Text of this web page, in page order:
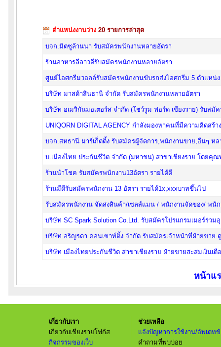
ตำแหน่งงานว่าง 20 รายการล่าสุด
บจก.มิตซูล้านนา รับสมัครพนักงานหลายอัตรา
ร้านอาหารลีลาวดีรับสมัครพนักงานหลายอัตรา
ศูนย์ไอศกรีมวอลล์รับสมัครพนักงานขับรถส่งไอศกรีม 5 ตำแหน่ง
บริษัท มาสด้าสินธานี จำกัด รับสมัครพนักงานหลายอัตรา
บริษัท อเมริกันมอเตอร์ส จำกัด (โชว์รูม ฟอร์ด เชียงราย) รับสมั
UNIQORN DIGITAL AGENCY กำลังมองหาคนที่มีความคิดส
บจก.สหธานี มาร์เก็ตติ้ง รับสมัครผู้จัดการ,พนักงานขาย,อื่นๆ หล
บ.เมืองไทย ประกันชีวิต จำกัด (มหาชน) สาขาเชียงราย โดย
ร้านนำโชค รับสมัครพนักงาน13อัตรา รายได้ดี
ร้านมีดีรับสมัครพนักงาน 13 อัตรา รายได้1x,xxxบาทขึ้นไป
รับสมัครพนักงาน จัดส่งสินค้า/เซลส์แมน / พนักงานจัดของ/ พนั
บริษัท SC Spark Solution Co.Ltd. รับสมัครโปรแกรมเมอร์ร่วม
บริษัท อริญรดา คอนเซาท์ติ้ง จำกัด รับสมัครเจ้าหน้าที่ฝ่ายขาย
บริษัท เมืองไทยประกันชีวิต สาขาเชียงราย ฝ่ายขายสะสมเงินเ
หน้าแ
เกี่ยวกับเรา
เกี่ยวกับเชียงรายโฟกัส
กิจกรรมของเว็บ
ช่วยเหลือ
แจ้งปัญหาการใช้งาน/อัพเดท
คำถามที่พบบ่อย